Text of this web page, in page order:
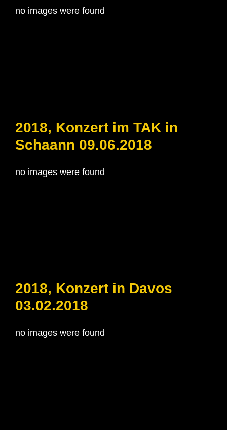
no images were found
2018, Konzert im TAK in
Schaann 09.06.2018
no images were found
2018, Konzert in Davos
03.02.2018
no images were found